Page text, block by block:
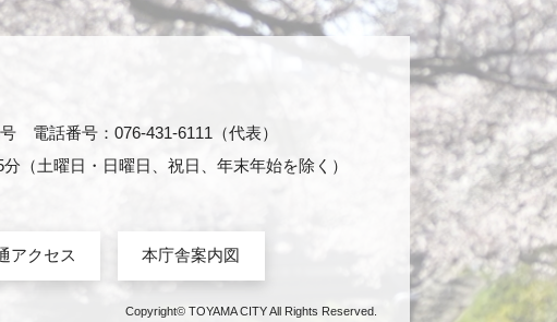
電話番号：076-431-6111（代表）
（土曜日・日曜日、祝日、年末年始を除く）
アクセス 本庁舎案内図
Copyright© TOYAMA CITY All Rights Reserved.